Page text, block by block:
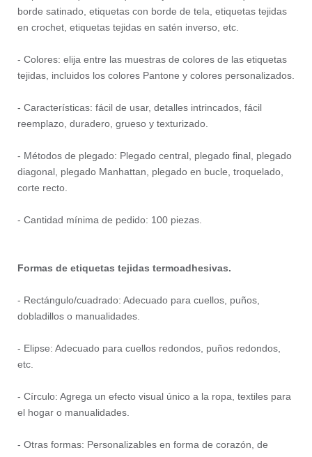
borde satinado, etiquetas con borde de tela, etiquetas tejidas
en crochet, etiquetas tejidas en satén inverso, etc.
- Colores: elija entre las muestras de colores de las etiquetas
tejidas, incluidos los colores Pantone y colores personalizados.
- Características: fácil de usar, detalles intrincados, fácil
reemplazo, duradero, grueso y texturizado.
- Métodos de plegado: Plegado central, plegado final, plegado
diagonal, plegado Manhattan, plegado en bucle, troquelado,
corte recto.
- Cantidad mínima de pedido: 100 piezas.
Formas de etiquetas tejidas termoadhesivas.
- Rectángulo/cuadrado: Adecuado para cuellos, puños,
dobladillos o manualidades.
- Elipse: Adecuado para cuellos redondos, puños redondos,
etc.
- Círculo: Agrega un efecto visual único a la ropa, textiles para
el hogar o manualidades.
- Otras formas: Personalizables en forma de corazón, de